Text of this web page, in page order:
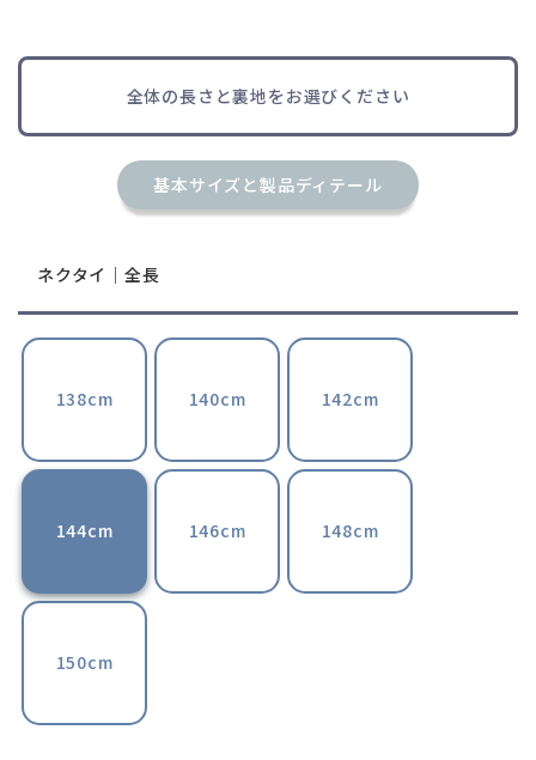
全体の長さと裏地をお選びください
基本サイズと製品ディテール
ネクタイ｜全長
138cm 140cm 142cm
144cm 146cm 148cm
150cm